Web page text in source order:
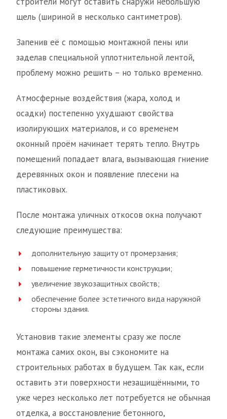
щель (шириной в несколько сантиметров).
Запенив её с помощью монтажной пены или
заделав специальной уплотнительной лентой,
проблему можно решить – но только временно.
Атмосферные воздействия (жара, холод и
осадки) постепенно ухудшают свойства
изолирующих материалов, и со временем
оконный проём начинает терять тепло. Внутрь
помещений попадает влага, вызывающая гниение
деревянных окон и появление плесени на
пластиковых.
После монтажа уличных откосов окна получают
следующие преимущества:
дополнительную защиту от промерзания;
повышение герметичности конструкции;
увеличение звукозащитных свойств;
обеспечение более эстетичного вида наружной
стороны здания.
Установив такие элементы сразу же после
монтажа самих окон, вы сэкономите на
строительных работах в будущем. Так как, если
оставить эти поверхности незащищёнными, то
уже через несколько лет потребуется не обычная
отделка, а восстановление бетонного,